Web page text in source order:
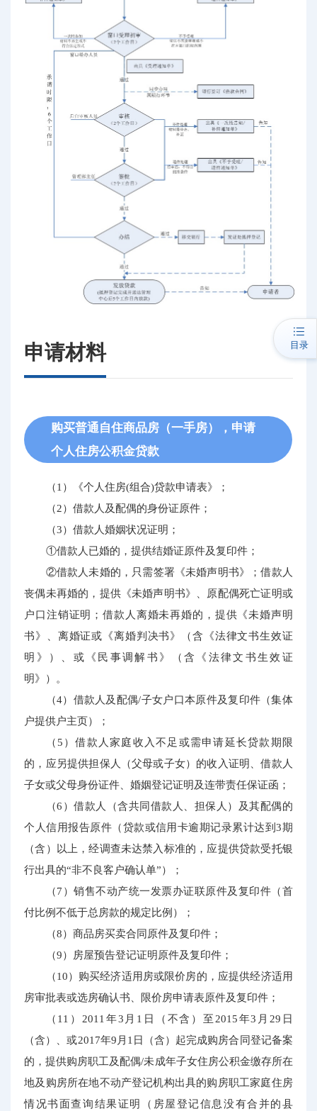
申请材料
购买普通自住商品房（一手房），申请
个人住房公积金贷款
（1）《个人住房(组合)贷款申请表》；
（2）借款人及配偶的身份证原件；
（3）借款人婚姻状况证明；
①借款人已婚的，提供结婚证原件及复印件；
②借款人未婚的，只需签署《未婚声明书》；借款人
丧偶未再婚的，提供《未婚声明书》、原配偶死亡证明或
户口注销证明；借款人离婚未再婚的，提供《未婚声明
书》、离婚证或《离婚判决书》（含《法律文书生效证
明》）、或《民事调解书》（含《法律文书生效证
明》）。
（4）借款人及配偶/子女户口本原件及复印件（集体
户提供户主页）；
（5）借款人家庭收入不足或需申请延长贷款期限
的，应另提供担保人（父母或子女）的收入证明、借款人
子女或父母身份证件、婚姻登记证明及连带责任保证函；
（6）借款人（含共同借款人、担保人）及其配偶的
个人信用报告原件（贷款或信用卡逾期记录累计达到3期
（含）以上，经调查未达禁入标准的，应提供贷款受托银
行出具的“非不良客户确认单”）；
（7）销售不动产统一发票办证联原件及复印件（首
付比例不低于总房款的规定比例）；
（8）商品房买卖合同原件及复印件；
（9）房屋预告登记证明原件及复印件；
（10）购买经济适用房或限价房的，应提供经济适用
房审批表或选房确认书、限价房申请表原件及复印件；
（11）2011年3月1日（不含）至2015年3月29日
（含）、或2017年9月1日（含）起完成购房合同登记备案
的，提供购房职工及配偶/未成年子女住房公积金缴存所在
地及购房所在地不动产登记机构出具的购房职工家庭住房
情况书面查询结果证明（房屋登记信息没有合并的县
目录